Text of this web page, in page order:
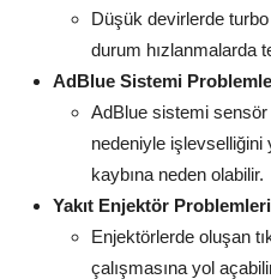
Düşük devirlerde
durum hızlanmalarda
AdBlue Sistemi
AdBlue sistemi sensör
nedeniyle işlevselliğini
kaybına neden olabilir.
Yakıt Enjektör
Enjektörlerde oluşan
çalışmasına yol